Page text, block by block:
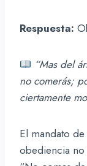
Respuesta:
“Mas del
no comerás;
ciertamente
El mandato
obediencia